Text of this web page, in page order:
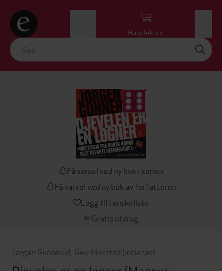
Handlekurv
Få varsel ved ny bok i serien
Få varsel ved ny bok av forfatteren
Legg til i ønskeliste
Gratis utdrag
Jørgen Gunnerud Geir Morstad (innleser)